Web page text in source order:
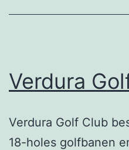
Verdura
Verdura Golf Club
18-holes golfbanen